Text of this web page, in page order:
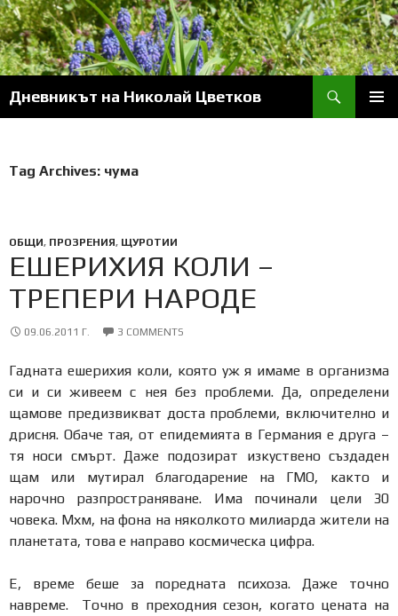
Skip
to
content
Дневникът на Николай Цветков
Tag Archives: чума
ОБЩИ, ПРОЗРЕНИЯ, ЩУРОТИИ
ЕШЕРИХИЯ КОЛИ –
ТРЕПЕРИ НАРОДЕ
09.06.2011 Г. 3 COMMENTS
Гадната ешерихия коли, която уж я имаме в организма
си и си живеем с нея без проблеми. Да, определени
щамове предизвикват доста проблеми, включително и
дрисня. Обаче тая, от епидемията в Германия е друга –
тя носи смърт. Даже подозират изкуствено създаден
щам или мутирал благодарение на ГМО, както и
нарочно разпространяване. Има починали цели 30
човека. Мхм, на фона на няколкото милиарда жители на
планетата, това е направо космическа цифра.
Е, време беше за поредната психоза. Даже точно
навреме. Точно в преходния сезон, когато цената на